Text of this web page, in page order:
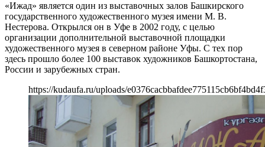
«Ижад» является один из выставочных залов Башкирского
государственного художественного музея имени М. В.
Нестерова. Открылся он в Уфе в 2002 году, с целью
организации дополнительной выставочной площадки
художественного музея в северном районе Уфы. С тех пор
здесь прошло более 100 выставок художников Башкортостана,
России и зарубежных стран.
https://kudaufa.ru/uploads/